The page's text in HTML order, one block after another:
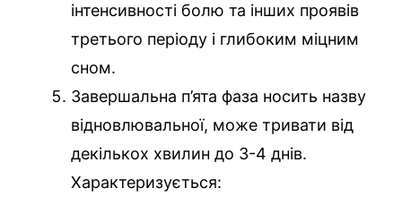
інтенсивності болю та інших проявів
третього періоду і глибоким міцним
сном.
Завершальна п’ята фаза носить назву
відновлювальної, може тривати від
декількох хвилин до 3-4 днів.
Характеризується: